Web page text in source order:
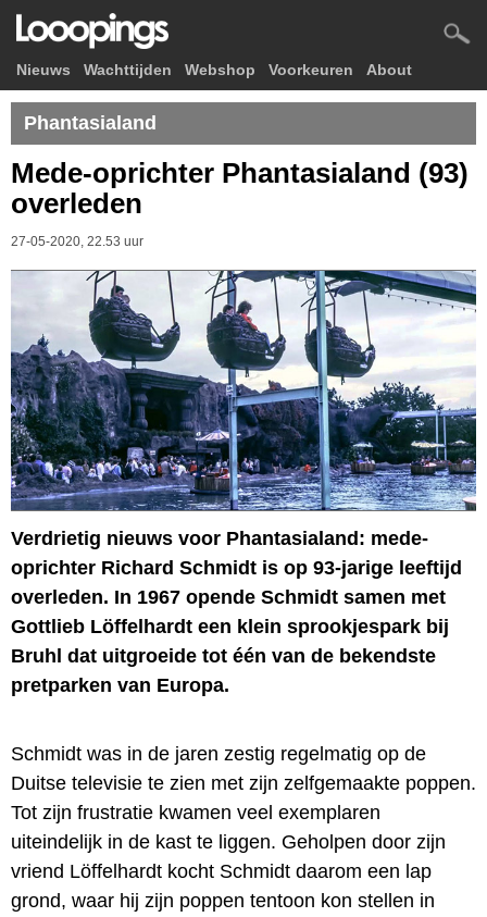
Nieuws Wachttijden Webshop Voorkeuren About
Phantasialand
Mede-oprichter Phantasialand (93)
overleden
27-05-2020, 22.53 uur
Verdrietig nieuws voor Phantasialand: mede-
oprichter Richard Schmidt is op 93-jarige leeftijd
overleden. In 1967 opende Schmidt samen met
Gottlieb Löffelhardt een klein sprookjespark bij
Bruhl dat uitgroeide tot één van de bekendste
pretparken van Europa.
Schmidt was in de jaren zestig regelmatig op de
Duitse televisie te zien met zijn zelfgemaakte poppen.
Tot zijn frustratie kwamen veel exemplaren
uiteindelijk in de kast te liggen. Geholpen door zijn
vriend Löffelhardt kocht Schmidt daarom een lap
grond, waar hij zijn poppen tentoon kon stellen in